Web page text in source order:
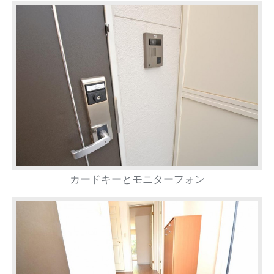
カードキーとモニターフォン